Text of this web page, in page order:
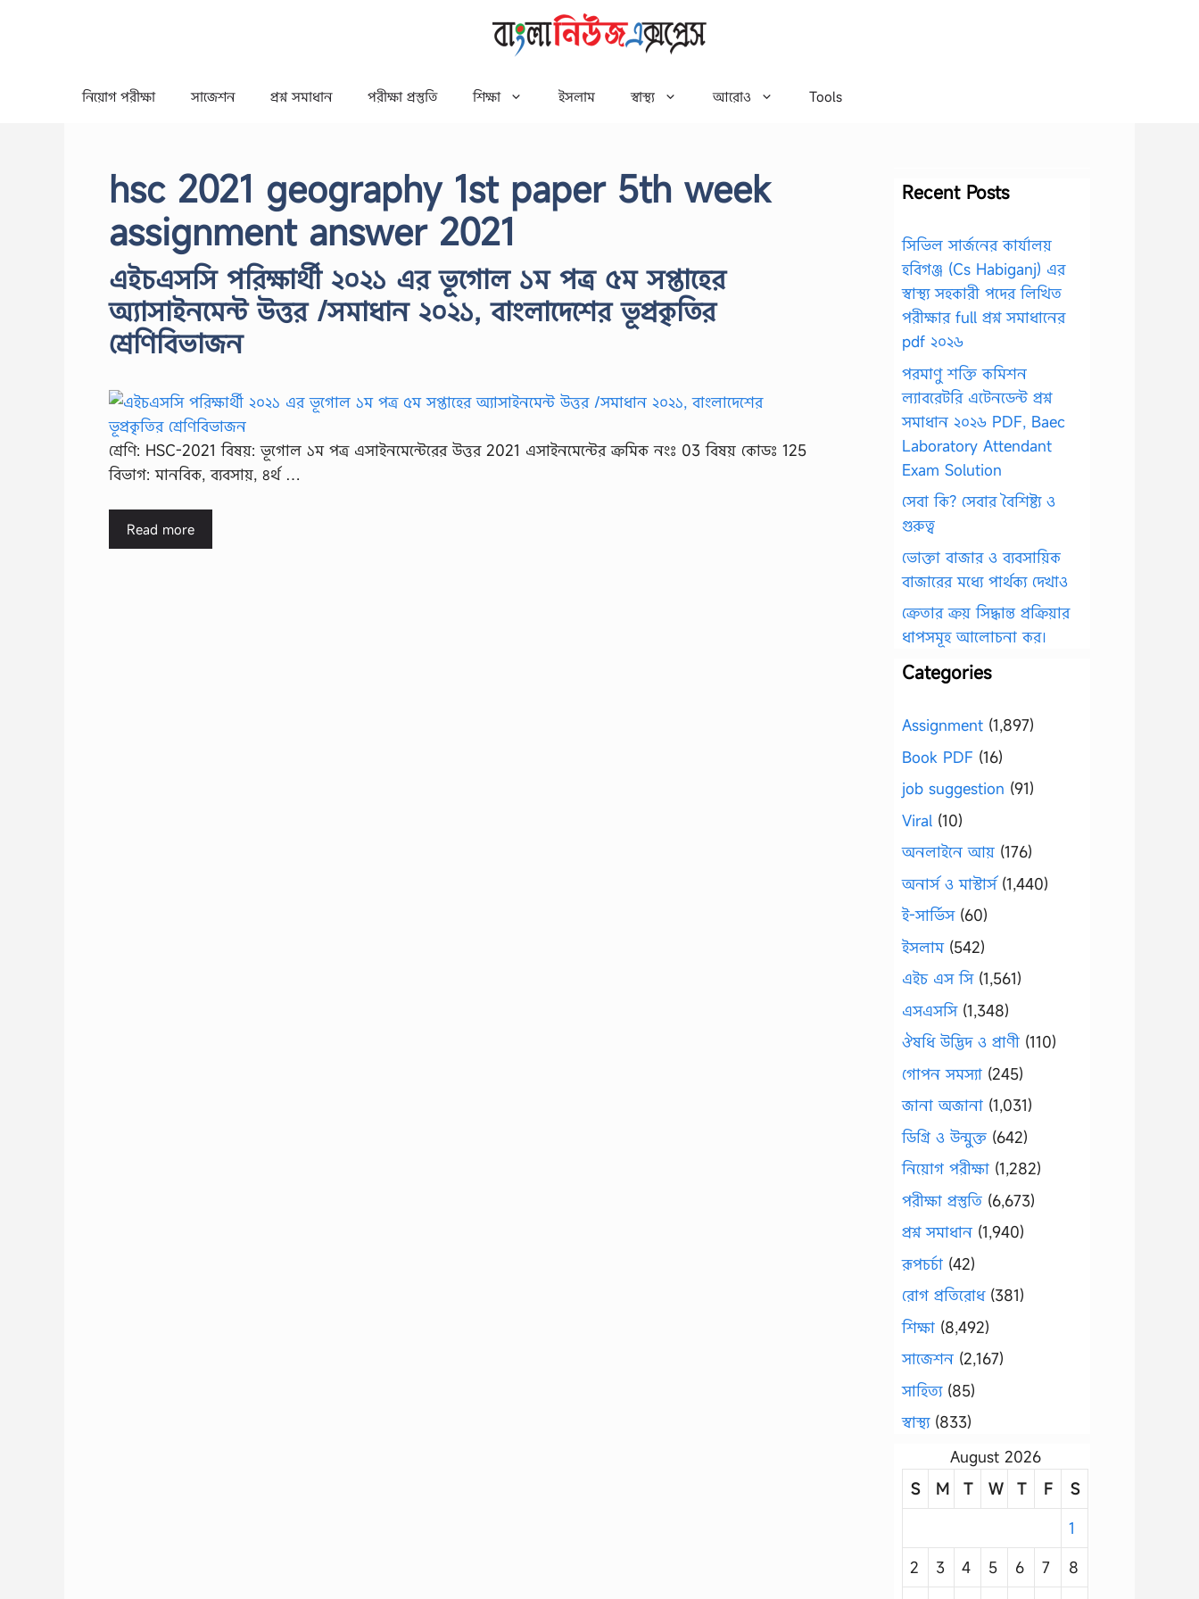
নিয়োগ পরীক্ষা সাজেশন প্রশ্ন সমাধান পরীক্ষা প্রস্তুতি শিক্ষা ইসলাম স্বাস্থ্য আরোও Tools
hsc 2021 geography 1st paper 5th week
assignment answer 2021
এইচএসসি পরিক্ষার্থী ২০২১ এর ভূগোল ১ম পত্র ৫ম সপ্তাহের
অ্যাসাইনমেন্ট উত্তর /সমাধান ২০২১, বাংলাদেশের ভূপ্রকৃতির
শ্রেণিবিভাজন
শ্রেণি: HSC-2021 বিষয়: ভূগোল ১ম পত্র এসাইনমেন্টেরের উত্তর 2021 এসাইনমেন্টের ক্রমিক নংঃ 03 বিষয় কোডঃ 125
বিভাগ: মানবিক, ব্যবসায়, ৪র্থ …
Read more
Recent Posts
সিভিল সার্জনের কার্যালয়
হবিগঞ্জ (Cs Habiganj) এর
স্বাস্থ্য সহকারী পদের লিখিত
পরীক্ষার full প্রশ্ন সমাধানের
pdf ২০২৬
পরমাণু শক্তি কমিশন
ল্যাবরেটরি এটেনডেন্ট প্রশ্ন
সমাধান ২০২৬ PDF, Baec
Laboratory Attendant
Exam Solution
সেবা কি? সেবার বৈশিষ্ট্য ও
গুরুত্ব
ভোক্তা বাজার ও ব্যবসায়িক
বাজারের মধ্যে পার্থক্য দেখাও
ক্রেতার ক্রয় সিদ্ধান্ত প্রক্রিয়ার
ধাপসমূহ আলোচনা কর।
Categories
Assignment (1,897)
Book PDF (16)
job suggestion (91)
Viral (10)
অনলাইনে আয় (176)
অনার্স ও মাস্টার্স(1,440)
ই-সার্ভিস(60)
ইসলাম(542)
এইচ এস সি(1,561)
এসএসসি(1,348)
ঔষধি উদ্ভিদ ও প্রাণী (110)
গোপন সমস্যা (245)
জানা অজানা (1,031)
ডিগ্রি ও উন্মুক্ত (642)
নিয়োগ পরীক্ষা (1,282)
পরীক্ষা প্রস্তুতি (6,673)
প্রশ্ন সমাধান (1,940)
রূপচর্চা (42)
রোগ প্রতিরোধ(381)
শিক্ষা (8,492)
সাজেশন (2,167)
সাহিত্য(85)
স্বাস্থ্য(833)
August 2026
S
M T W T F
S
1
2
3 4 5 6 7
8